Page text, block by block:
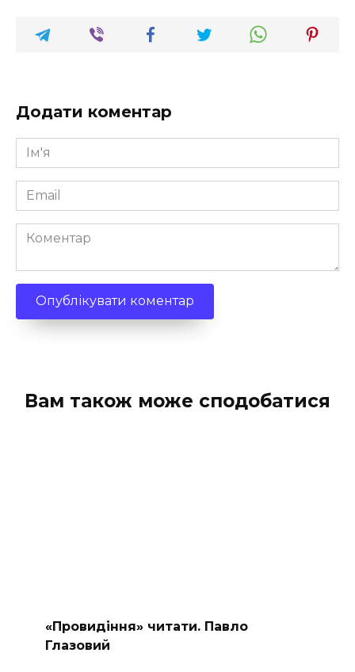
Додати коментар
Ім'я
*
Email
*
Коментар
Вам також може сподобатися
«Провидіння» читати. Павло
Глазовий